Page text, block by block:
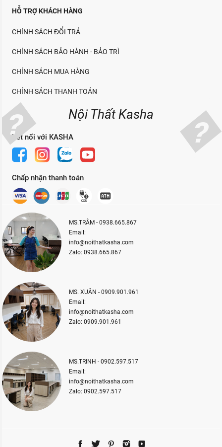
HỖ TRỢ KHÁCH HÀNG
CHÍNH SÁCH ĐỔI TRẢ
CHÍNH SÁCH BẢO HÀNH - BẢO TRÌ
CHÍNH SÁCH MUA HÀNG
CHÍNH SÁCH THANH TOÁN
Nội Thất Kasha
Kết nối với KASHA
Chấp nhận thanh toán
MS.TRÂM - 0938.665.867
Email:
info@noithatkasha.com
Zalo: 0938.665.867
MS. XUÂN - 0909.901.961
Email:
info@noithatkasha.com
Zalo: 0909.901.961
MS.TRINH - 0902.597.517
Email:
info@noithatkasha.com
Zalo: 0902.597.517